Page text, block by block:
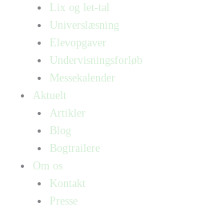
Lix og let-tal
Universlæsning
Elevopgaver
Undervisningsforløb
Messekalender
Aktuelt
Artikler
Blog
Bogtrailere
Om os
Kontakt
Presse